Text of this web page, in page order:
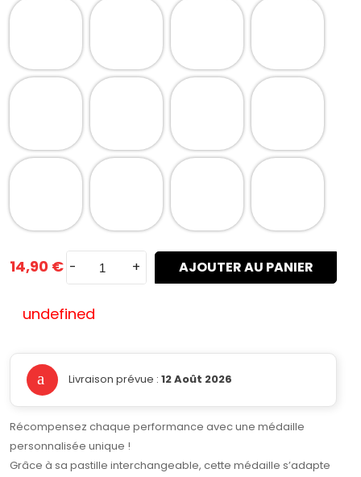
14,90 € - + AJOUTER AU PANIER
undefined
Livraison prévue : 12 Août 2026
Récompensez chaque performance avec une médaille
personnalisée unique !
Grâce à sa pastille interchangeable, cette médaille s’adapte